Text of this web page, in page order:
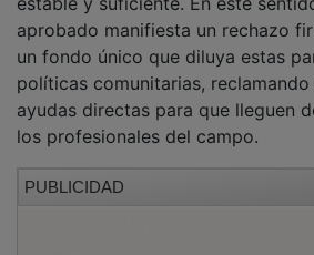
aprobado manifiesta un rechazo
un fondo único que diluya estas
políticas comunitarias, reclamando
ayudas directas para que lleguen
los profesionales del campo.